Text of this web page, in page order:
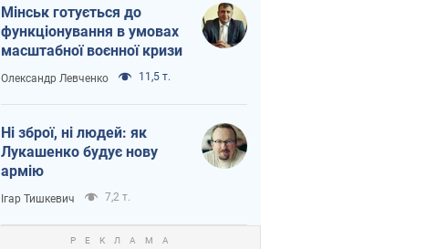
Мінськ готується до
функціонування в умовах
масштабної воєнної кризи
Олександр Левченко 11,5 т.
Ні зброї, ні людей: як
Лукашенко будує нову
армію
Ігар Тишкевич 7,2 т.